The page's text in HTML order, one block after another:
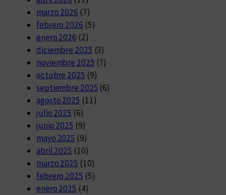
marzo 2026 (7)
febrero 2026 (5)
enero 2026 (2)
diciembre 2025 (3)
noviembre 2025 (7)
octubre 2025 (9)
septiembre 2025 (6)
agosto 2025 (11)
julio 2025 (6)
junio 2025 (9)
mayo 2025 (9)
abril 2025 (10)
marzo 2025 (10)
febrero 2025 (5)
enero 2025 (4)